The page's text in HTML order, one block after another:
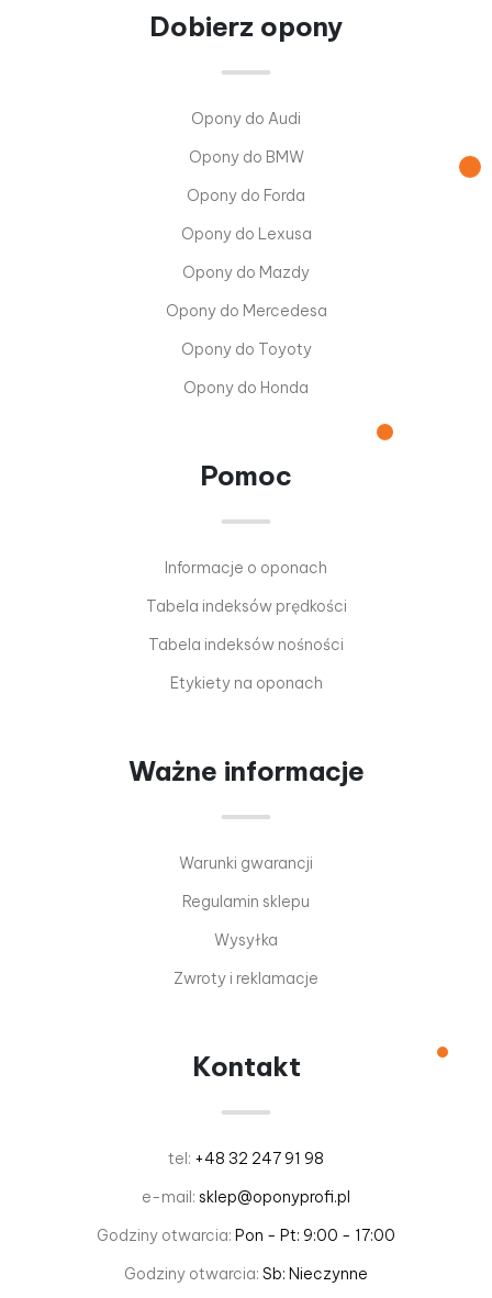
Dobierz opony
Opony do Audi
Opony do BMW
Opony do Forda
Opony do Lexusa
Opony do Mazdy
Opony do Mercedesa
Opony do Toyoty
Opony do Honda
Pomoc
Informacje o oponach
Tabela indeksów prędkości
Tabela indeksów nośności
Etykiety na oponach
Ważne informacje
Warunki gwarancji
Regulamin sklepu
Wysyłka
Zwroty i reklamacje
Kontakt
tel: +48 32 247 91 98
e-mail: sklep@oponyprofi.pl
Godziny otwarcia: Pon - Pt: 9:00 - 17:00
Godziny otwarcia: Sb: Nieczynne